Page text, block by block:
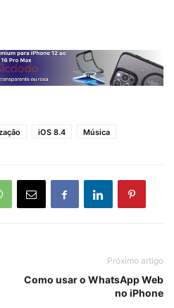
iOS 8.4 Música
Próximo artigo
Como usar o WhatsApp Web
no iPhone